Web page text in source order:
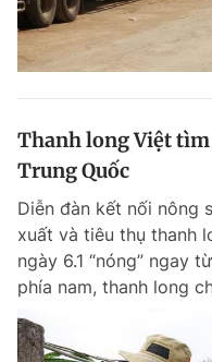
Thanh long Việt
Trung Quốc
Diễn đàn kết nối nông
xuất và tiêu thụ thanh
ngày 6.1 “nóng” ngay
phía nam, thanh long